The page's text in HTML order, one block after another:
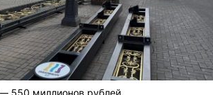
550 миллионов рублей